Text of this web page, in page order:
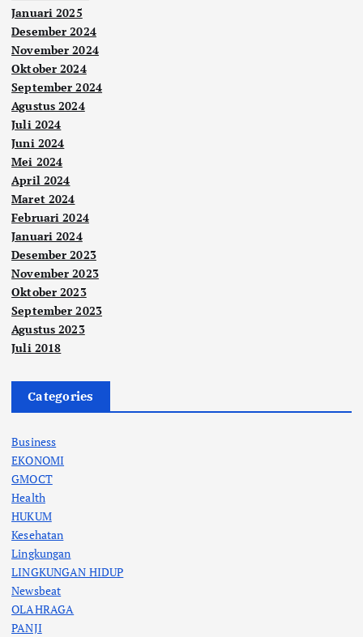
Januari 2025
Desember 2024
November 2024
Oktober 2024
September 2024
Agustus 2024
Juli 2024
Juni 2024
Mei 2024
April 2024
Maret 2024
Februari 2024
Januari 2024
Desember 2023
November 2023
Oktober 2023
September 2023
Agustus 2023
Juli 2018
Categories
Business
EKONOMI
GMOCT
Health
HUKUM
Kesehatan
Lingkungan
LINGKUNGAN HIDUP
Newsbeat
OLAHRAGA
PANJI